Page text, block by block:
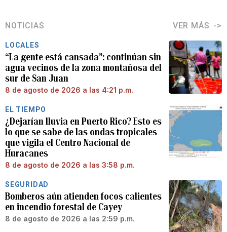
NOTICIAS VER MÁS
LOCALES
“La gente está cansada”: continúan sin
agua vecinos de la zona montañosa del
sur de San Juan
8 de agosto de 2026 a las 4:21 p.m.
EL TIEMPO
¿Dejarían lluvia en Puerto Rico? Esto es
lo que se sabe de las ondas tropicales
que vigila el Centro Nacional de
Huracanes
8 de agosto de 2026 a las 3:58 p.m.
SEGURIDAD
Bomberos aún atienden focos calientes
en incendio forestal de Cayey
8 de agosto de 2026 a las 2:59 p.m.